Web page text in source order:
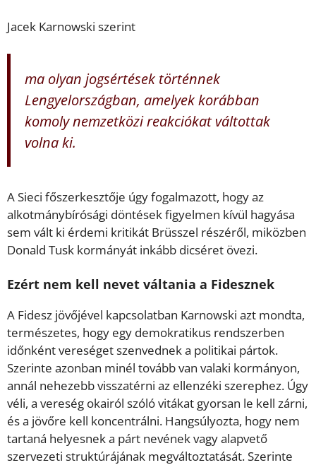
Jacek Karnowski szerint
ma olyan jogsértések történnek
Lengyelországban, amelyek korábban
komoly nemzetközi reakciókat váltottak
volna ki.
A Sieci főszerkesztője úgy fogalmazott, hogy az
alkotmánybírósági döntések figyelmen kívül hagyása
sem vált ki érdemi kritikát Brüsszel részéről, miközben
Donald Tusk kormányát inkább dicséret övezi.
Ezért nem kell nevet váltania a Fidesznek
A Fidesz jövőjével kapcsolatban Karnowski azt mondta,
természetes, hogy egy demokratikus rendszerben
időnként vereséget szenvednek a politikai pártok.
Szerinte azonban minél tovább van valaki kormányon,
annál nehezebb visszatérni az ellenzéki szerephez. Úgy
véli, a vereség okairól szóló vitákat gyorsan le kell zárni,
és a jövőre kell koncentrálni. Hangsúlyozta, hogy nem
tartaná helyesnek a párt nevének vagy alapvető
szervezeti struktúrájának megváltoztatását. Szerinte